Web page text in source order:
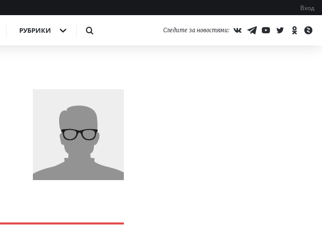
Вход
РУБРИКИ Следите за новостями: